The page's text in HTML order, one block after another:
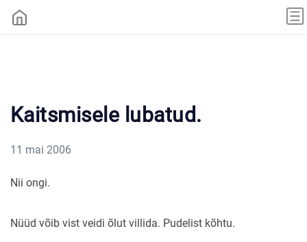
Kaitsmisele lubatud.
11 mai 2006
Nii ongi.
Nüüd võib vist veidi õlut villida. Pudelist kõhtu.